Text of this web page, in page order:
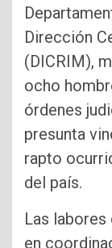
Dirección
(DICRIM),
ocho
órdenes
presunta
rapto
del país.
Las
en